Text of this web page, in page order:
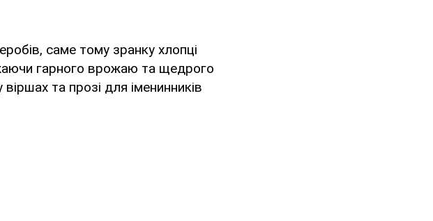
саме тому зранку хлопці
гарного врожаю та щедрого
та прозі для іменинників